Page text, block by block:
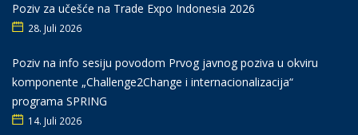
Poziv za učešće na Trade Expo Indonesia 2026
28. Juli 2026
Poziv na info sesiju povodom Prvog javnog poziva u okviru
komponente „Challenge2Change i internacionalizacija“
programa SPRING
14. Juli 2026